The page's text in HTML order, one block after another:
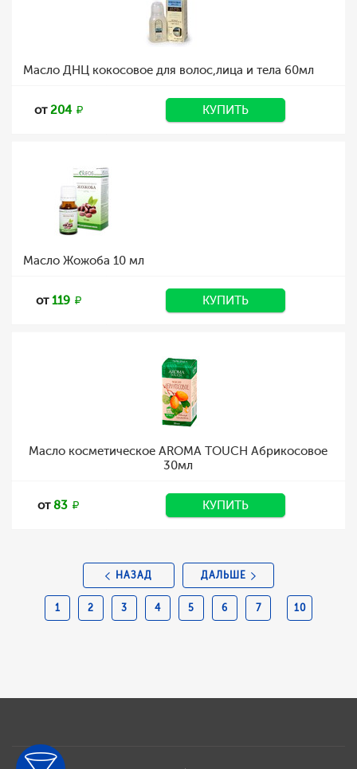
Масло ДНЦ кокосовое для волос,лица и тела 60мл
от204 КУПИТЬ
Масло Жожоба 10 мл
от119 КУПИТЬ
Масло косметическое AROMA TOUCH Абрикосовое
30мл
от83 КУПИТЬ
НАЗАД
1 2 3 4 5 6 7 10
ДАЛЬШЕ